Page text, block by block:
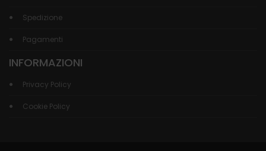
Spedizione
Pagamenti
INFORMAZIONI
Privacy Policy
Cookie Policy